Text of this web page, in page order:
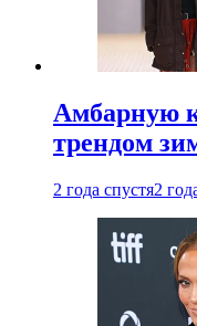
Амбарную
трендом
2 года спустя2